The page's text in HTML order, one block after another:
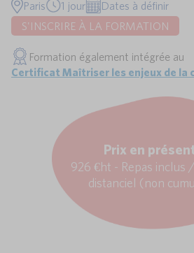
Paris 1 jour
Dates à définir
S'INSCRIRE À LA FORMATION
Formation également intégrée au
Certificat Maîtriser les enjeux de la
Prix en
926 €ht - Repas inclus
distanciel (non